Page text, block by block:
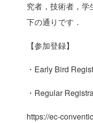
究者，技術者，
下の通りです．
【参加登録】
・Early Bird
・Regular
https://ec-